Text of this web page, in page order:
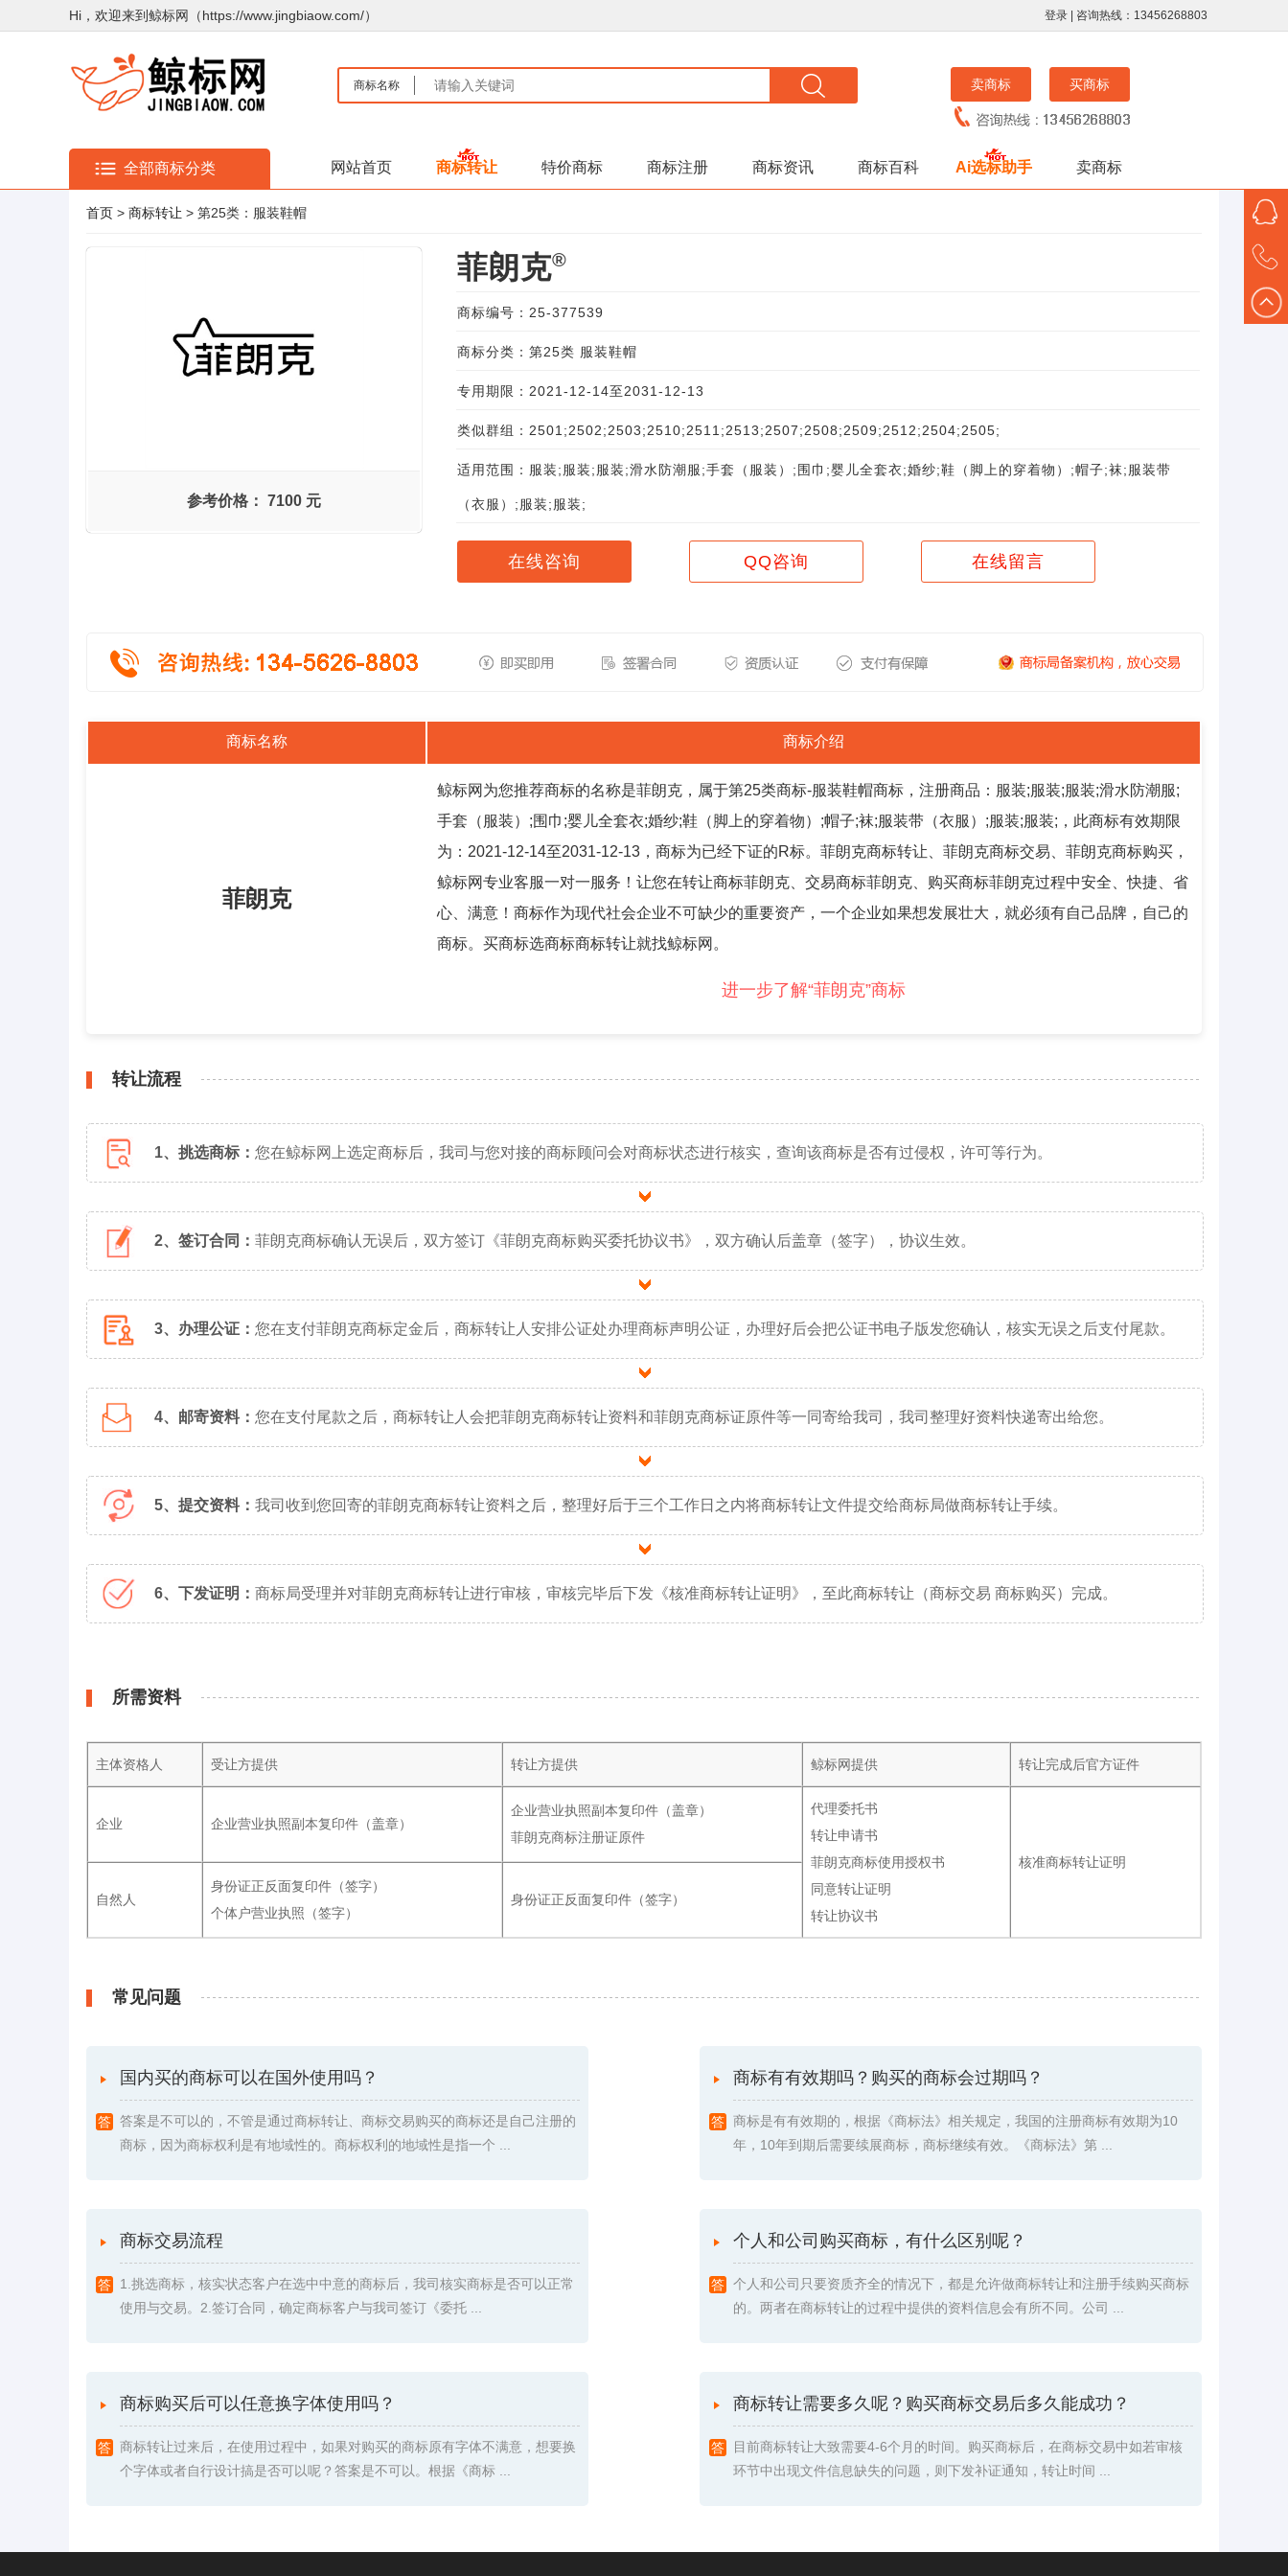
Hi，欢迎来到鲸标网（https://www.jingbiaow.com/） 登录 | 咨询热线：13456268803
商标名称 卖商标 买商标
全部商标分类 网站首页 商标转让 特价商标 商标注册 商标资讯 商标百科 Ai选标助手 卖商标
首页 > 商标转让 > 第25类：服装鞋帽
参考价格： 7100 元
菲朗克®
商标编号：25-377539
商标分类：第25类 服装鞋帽
专用期限：2021-12-14至2031-12-13
类似群组：2501;2502;2503;2510;2511;2513;2507;2508;2509;2512;2504;2505;
适用范围：服装;服装;服装;滑水防潮服;手套（服装）;围巾;婴儿全套衣;婚纱;鞋（脚上的穿着物）;帽子;袜;服装带
（衣服）;服装;服装;
在线咨询 QQ咨询 在线留言
商标名称 商标介绍
菲朗克
鲸标网为您推荐商标的名称是菲朗克，属于第25类商标-服装鞋帽商标，注册商品：服装;服装;服装;滑水防潮服;
手套（服装）;围巾;婴儿全套衣;婚纱;鞋（脚上的穿着物）;帽子;袜;服装带（衣服）;服装;服装;，此商标有效期限
为：2021-12-14至2031-12-13，商标为已经下证的R标。菲朗克商标转让、菲朗克商标交易、菲朗克商标购买，
鲸标网专业客服一对一服务！让您在转让商标菲朗克、交易商标菲朗克、购买商标菲朗克过程中安全、快捷、省
心、满意！商标作为现代社会企业不可缺少的重要资产，一个企业如果想发展壮大，就必须有自己品牌，自己的
商标。买商标选商标商标转让就找鲸标网。
进一步了解“菲朗克”商标
转让流程
1、挑选商标： 您在鲸标网上选定商标后，我司与您对接的商标顾问会对商标状态进行核实，查询该商标是否有过侵权，许可等行为。
2、签订合同： 菲朗克商标确认无误后，双方签订《菲朗克商标购买委托协议书》，双方确认后盖章（签字），协议生效。
3、办理公证： 您在支付菲朗克商标定金后，商标转让人安排公证处办理商标声明公证，办理好后会把公证书电子版发您确认，核实无误之后支付尾款。
4、邮寄资料： 您在支付尾款之后，商标转让人会把菲朗克商标转让资料和菲朗克商标证原件等一同寄给我司，我司整理好资料快递寄出给您。
5、提交资料： 我司收到您回寄的菲朗克商标转让资料之后，整理好后于三个工作日之内将商标转让文件提交给商标局做商标转让手续。
6、下发证明： 商标局受理并对菲朗克商标转让进行审核，审核完毕后下发《核准商标转让证明》，至此商标转让（商标交易 商标购买）完成。
所需资料
主体资格人 受让方提供 转让方提供 鲸标网提供 转让完成后官方证件
企业 企业营业执照副本复印件（盖章）
企业营业执照副本复印件（盖章）
菲朗克商标注册证原件
代理委托书
转让申请书
菲朗克商标使用授权书
同意转让证明
转让协议书
核准商标转让证明
自然人
身份证正反面复印件（签字）
个体户营业执照（签字）
身份证正反面复印件（签字）
常见问题
国内买的商标可以在国外使用吗？
答案是不可以的，不管是通过商标转让、商标交易购买的商标还是自己注册的
商标，因为商标权利是有地域性的。商标权利的地域性是指一个 ...
商标有有效期吗？购买的商标会过期吗？
商标是有有效期的，根据《商标法》相关规定，我国的注册商标有效期为10
年，10年到期后需要续展商标，商标继续有效。《商标法》第 ...
商标交易流程
1.挑选商标，核实状态客户在选中中意的商标后，我司核实商标是否可以正常
使用与交易。2.签订合同，确定商标客户与我司签订《委托 ...
个人和公司购买商标，有什么区别呢？
个人和公司只要资质齐全的情况下，都是允许做商标转让和注册手续购买商标
的。两者在商标转让的过程中提供的资料信息会有所不同。公司 ...
商标购买后可以任意换字体使用吗？
商标转让过来后，在使用过程中，如果对购买的商标原有字体不满意，想要换
个字体或者自行设计搞是否可以呢？答案是不可以。根据《商标 ...
商标转让需要多久呢？购买商标交易后多久能成功？
目前商标转让大致需要4-6个月的时间。购买商标后，在商标交易中如若审核
环节中出现文件信息缺失的问题，则下发补证通知，转让时间 ...